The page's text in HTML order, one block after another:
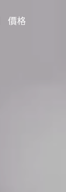
價格